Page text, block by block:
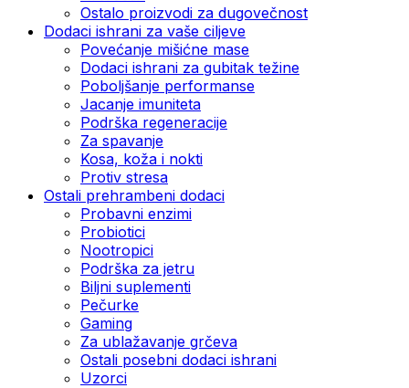
Ostalo proizvodi za dugovečnost
Dodaci ishrani za vaše ciljeve
Povećanje mišićne mase
Dodaci ishrani za gubitak težine
Poboljšanje performanse
Jacanje imuniteta
Podrška regeneracije
Za spavanje
Kosa, koža i nokti
Protiv stresa
Ostali prehrambeni dodaci
Probavni enzimi
Probiotici
Nootropici
Podrška za jetru
Biljni suplementi
Pečurke
Gaming
Za ublažavanje grčeva
Ostali posebni dodaci ishrani
Uzorci